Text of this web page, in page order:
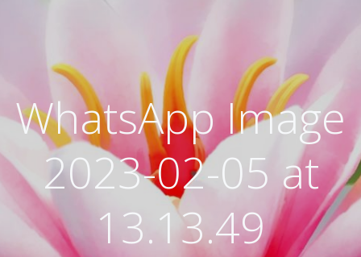
WhatsApp Image
2023-02-05 at
13.13.49